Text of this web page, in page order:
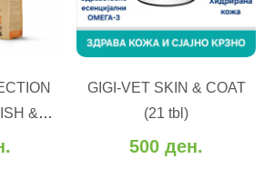
&
kg)
GIGI-VET SKIN & COAT
(21 tbl)
500 ден.
ВО КОШНИЧКА
Додај во желби
Додај за споредба